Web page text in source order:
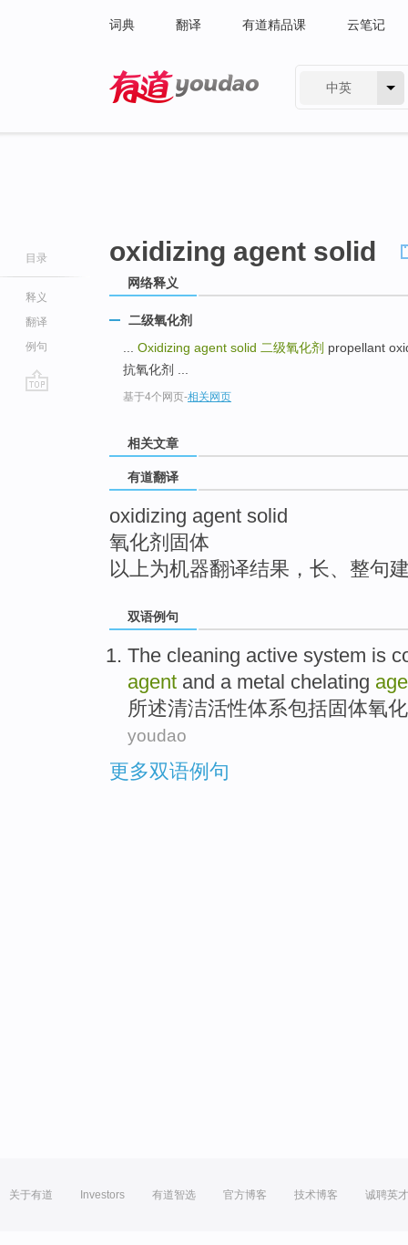
词典 翻译 有道精品课 云笔记
中英
目录
释义
翻译
例句
oxidizing agent solid
网络释义
二级氧化剂
Oxidizing agent solid 二级氧化剂 propellant
抗氧化剂 ...
基于4个网页-相关网页
相关文章
有道翻译
oxidizing agent solid
氧化剂固体
以上为机器翻译结果，长、整句
双语例句
The cleaning active system is
agent and a metal chelating
所述清洁活性体系包括固体氧化
youdao
更多双语例句
关于有道 Investors 有道智选 官方博客 技术博客 诚聘英才